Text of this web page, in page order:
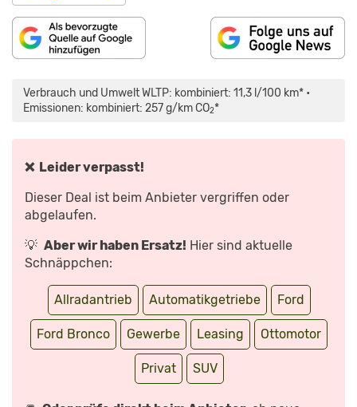
Verbrauch und Umwelt WLTP: kombiniert: 11,3 l/100 km* •
Emissionen: kombiniert: 257 g/km CO2*
❌ Leider verpasst!
Dieser Deal ist beim Anbieter vergriffen oder
abgelaufen.
💡 Aber wir haben Ersatz! Hier sind aktuelle
Schnäppchen:
Allradantrieb Automatikgetriebe Ford
Ford Bronco Gewerbe Leasing Ottomotor
Privat SUV
(2022)
ERSTE
FAHRT
MIT
THOMAS
VON
YOUTUBE
ANZEIGEN